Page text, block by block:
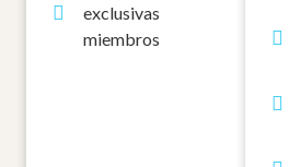
exclusivas
miembros